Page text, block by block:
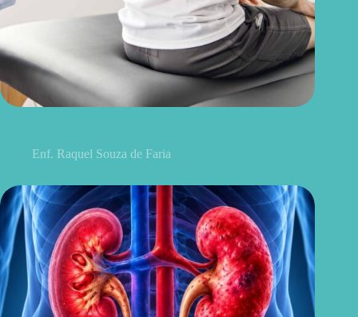
Enf. Raquel Souza de Faria